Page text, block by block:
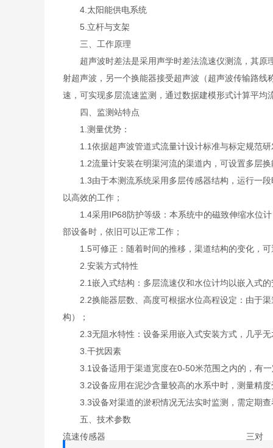
4.太阳能供电系统
5.立杆与支架
三、工作原理
超声波时差法是采用声学时差法流速仪测流，其原
射超声波，另一个换能器接受超声波（超声波传输路
速，可实现多层流速监测，通过数据建模形式计算平均
四、监测站特点
1.测量优势：
1.1依据超声波管道式流量计设计标准与标定规范研
1.2流量计安装在明渠河流的渠道内，可设置多层换
1.3由于本测流系统采用多层传感器结构，运行一段
以高效的工作；
1.4采用IP68防护等级：本系统中的磁致伸缩水位计
部设备时，依旧可以正常工作；
1.5可修正：随着时间的推移，渠道结构的变化，可
2.安装方式特性
2.1嵌入式结构：多层流速仪和水位计均以嵌入式的
2.2换能器层数、高度可根据水位高程设定：由于渠
构）；
2.3无阻水特性：设备采用嵌入式安装方式，几乎无
3.干扰因素
3.1设备适用于渠道宽度在0-50米范围之内的，有一
3.2设备应用在泥沙含量较高的水系中时，测量精度
3.3设备对渠道的淤积情况无法实时监测，需定期查
五、技术参数
流速传感器
三对